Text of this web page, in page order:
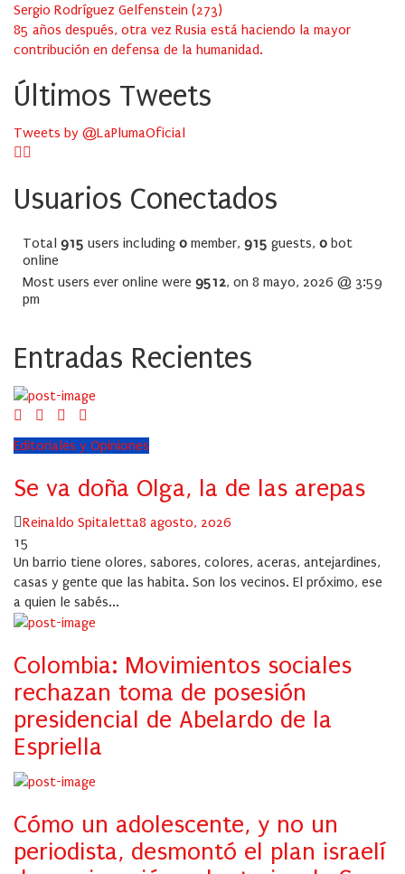
Sergio Rodríguez Gelfenstein (273)
85 años después, otra vez Rusia está haciendo la mayor
contribución en defensa de la humanidad.
Últimos Tweets
Tweets by @LaPlumaOficial
Usuarios Conectados
Total 915 users including 0 member, 915 guests, 0 bot
online
Most users ever online were 9512, on 8 mayo, 2026 @ 3:59
pm
Entradas Recientes
Editoriales y Opiniones
Se va doña Olga, la de las arepas
Author
Reinaldo SpitalettaPosted
8 agosto, 2026
15
Un barrio tiene olores, sabores, colores, aceras, antejardines,
casas y gente que las habita. Son los vecinos. El próximo, ese
a quien le sabés...
Colombia: Movimientos sociales
rechazan toma de posesión
presidencial de Abelardo de la
Espriella
Cómo un adolescente, y no un
periodista, desmontó el plan israelí